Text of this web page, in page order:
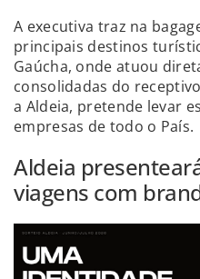
A executiva traz na
principais destinos
Gaúcha, onde atuou
consolidadas do
a Aldeia, pretende levar
empresas de todo o País.
Aldeia
viagens com